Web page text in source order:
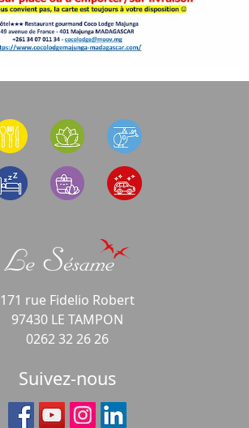
171 rue Fidelio Robert
97430 LE TAMPON
0262 32 26 26
Suivez-nous